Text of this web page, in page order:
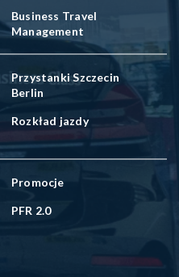
Business Travel
Management
Przystanki Szczecin
Berlin
Rozkład jazdy
Promocje
PFR 2.0